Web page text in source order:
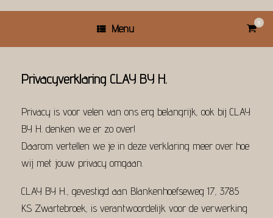
Menu
Bekijk
0
Privacyverklaring CLAY BY H.
Privacy is voor velen van ons erg belangrijk, ook bij CLAY
BY H. denken we er zo over!
Daarom vertellen we je in deze verklaring meer over hoe
wij met jouw privacy omgaan.
CLAY BY H., gevestigd aan Blankenhoefseweg 17, 3785
KS Zwartebroek, is verantwoordelijk voor de verwerking